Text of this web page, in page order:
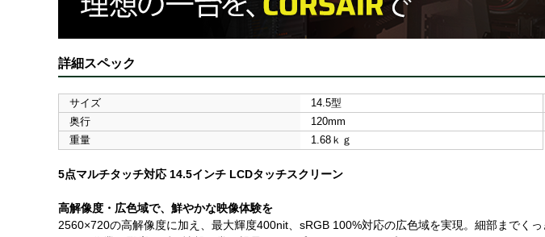
詳細スペック
サイズ 14.5型
奥行
120mm
重量
1.68ｋｇ
5点マルチタッチ対応 14.5インチ LCDタッチスクリーン
高解像度・広色域で、鮮やかな映像体験を
2560×720の高解像度に加え、最大輝度400nit、sRGB 100%対応の広色域を実現。細部までく